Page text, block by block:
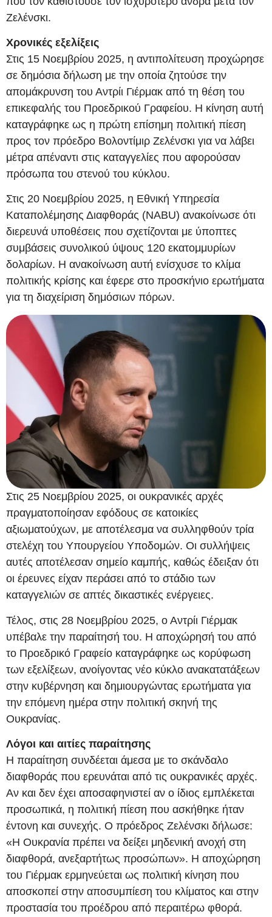
Ζελένσκι.
Χρονικές εξελίξεις
Στις 15 Νοεμβρίου 2025, η αντιπολίτευση προχώρησε
σε δημόσια δήλωση με την οποία ζητούσε την
απομάκρυνση του Αντρίι Γιέρμακ από τη θέση του
επικεφαλής του Προεδρικού Γραφείου. Η κίνηση αυτή
καταγράφηκε ως η πρώτη επίσημη πολιτική πίεση
προς τον πρόεδρο Βολοντίμιρ Ζελένσκι για να λάβει
μέτρα απέναντι στις καταγγελίες που αφορούσαν
πρόσωπα του στενού του κύκλου.
Στις 20 Νοεμβρίου 2025, η Εθνική Υπηρεσία
Καταπολέμησης Διαφθοράς (NABU) ανακοίνωσε ότι
διερευνά υποθέσεις που σχετίζονται με ύποπτες
συμβάσεις συνολικού ύψους 120 εκατομμυρίων
δολαρίων. Η ανακοίνωση αυτή ενίσχυσε το κλίμα
πολιτικής κρίσης και έφερε στο προσκήνιο ερωτήματα
για τη διαχείριση δημόσιων πόρων.
Στις 25 Νοεμβρίου 2025, οι ουκρανικές αρχές
πραγματοποίησαν εφόδους σε κατοικίες
αξιωματούχων, με αποτέλεσμα να συλληφθούν τρία
στελέχη του Υπουργείου Υποδομών. Οι συλλήψεις
αυτές αποτέλεσαν σημείο καμπής, καθώς έδειξαν ότι
οι έρευνες είχαν περάσει από το στάδιο των
καταγγελιών σε απτές δικαστικές ενέργειες.
Τέλος, στις 28 Νοεμβρίου 2025, ο Αντρίι Γιέρμακ
υπέβαλε την παραίτησή του. Η αποχώρησή του από
το Προεδρικό Γραφείο καταγράφηκε ως κορύφωση
των εξελίξεων, ανοίγοντας νέο κύκλο ανακατατάξεων
στην κυβέρνηση και δημιουργώντας ερωτήματα για
την επόμενη ημέρα στην πολιτική σκηνή της
Ουκρανίας.
Λόγοι και αιτίες παραίτησης
Η παραίτηση συνδέεται άμεσα με το σκάνδαλο
διαφθοράς που ερευνάται από τις ουκρανικές αρχές.
Αν και δεν έχει αποσαφηνιστεί αν ο ίδιος εμπλέκεται
προσωπικά, η πολιτική πίεση που ασκήθηκε ήταν
έντονη και συνεχής. Ο πρόεδρος Ζελένσκι δήλωσε:
«Η Ουκρανία πρέπει να δείξει μηδενική ανοχή στη
διαφθορά, ανεξαρτήτως προσώπων». Η αποχώρηση
του Γιέρμακ ερμηνεύεται ως πολιτική κίνηση που
αποσκοπεί στην αποσυμπίεση του κλίματος και στην
προστασία του προέδρου από περαιτέρω φθορά.